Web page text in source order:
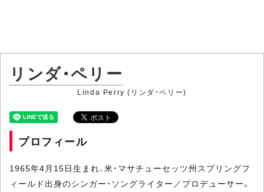
リンダ・ペリー
Linda Perry (リンダ・ペリー)
プロフィール
1965年4月15日生まれ、米・マサチューセッツ州スプリングフ
ィールド出身のシンガー・ソングライター／プロデューサー。